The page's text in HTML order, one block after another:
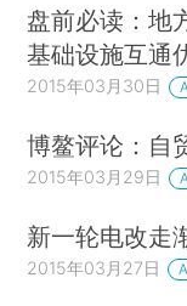
盘前必读：地
基础设施互通
2015年03月30日
博鳌评论：自
2015年03月29日
新一轮电改走
2015年03月27日